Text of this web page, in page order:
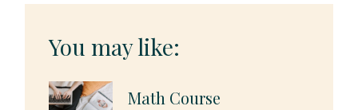
You may like:
Math Course